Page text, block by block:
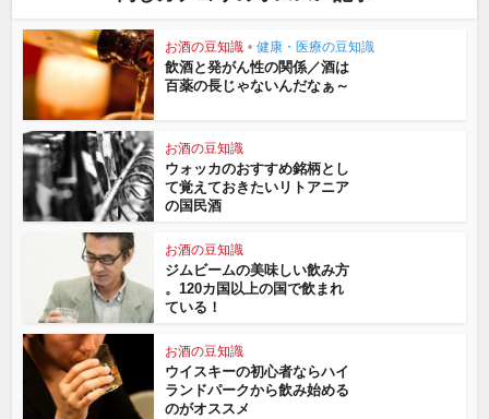
お酒の豆知識 • 健康・医療の豆知識
飲酒と発がん性の関係／酒は
百薬の長じゃないんだなぁ～
お酒の豆知識
ウォッカのおすすめ銘柄とし
て覚えておきたいリトアニア
の国民酒
お酒の豆知識
ジムビームの美味しい飲み方
。120カ国以上の国で飲まれ
ている！
お酒の豆知識
ウイスキーの初心者ならハイ
ランドパークから飲み始める
のがオススメ